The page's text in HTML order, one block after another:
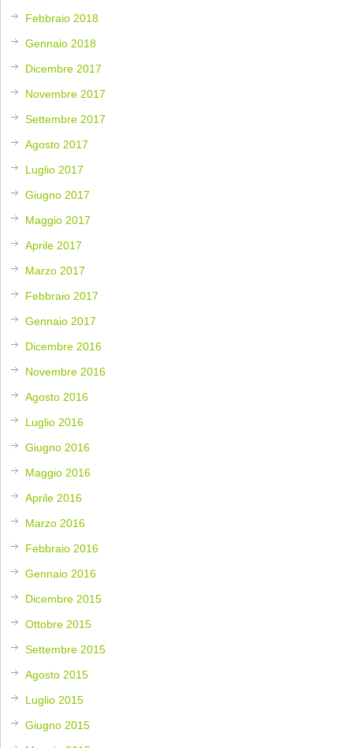
Febbraio 2018
Gennaio 2018
Dicembre 2017
Novembre 2017
Settembre 2017
Agosto 2017
Luglio 2017
Giugno 2017
Maggio 2017
Aprile 2017
Marzo 2017
Febbraio 2017
Gennaio 2017
Dicembre 2016
Novembre 2016
Agosto 2016
Luglio 2016
Giugno 2016
Maggio 2016
Aprile 2016
Marzo 2016
Febbraio 2016
Gennaio 2016
Dicembre 2015
Ottobre 2015
Settembre 2015
Agosto 2015
Luglio 2015
Giugno 2015